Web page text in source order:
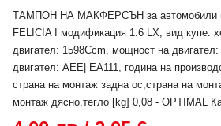
ТАМПОН НА МАКФЕРСЪН за автомобили
FELICIA I модификация 1.6 LX, вид купе:
двигател: 1598Ccm, мощност на
двигател: AEE| EA111, година на
страна на монтаж задна ос,страна на
монтаж дясно,тегло [kg] 0,08 - OPTIMAL